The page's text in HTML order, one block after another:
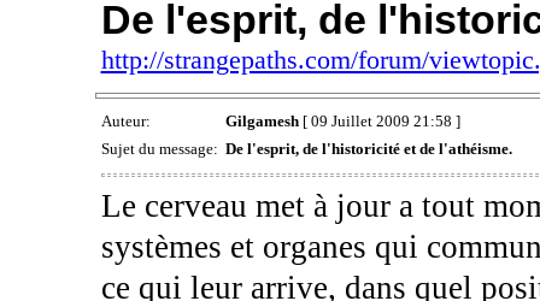
De l'esprit, de
http://strangepaths.com/forum/
Auteur: Gilgamesh[ 09 Juillet 2009 21:58 ]
Sujet du message: De l'esprit, de l'historicité et de l'athéisme.
Le cerveau met à jour a tout
systèmes et organes qui
ce qui leur arrive, dans quel